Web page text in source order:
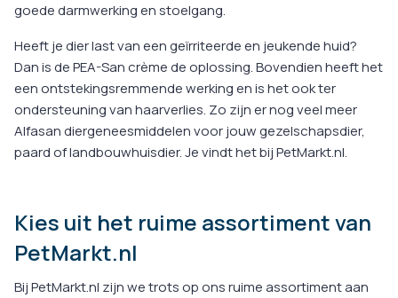
goede darmwerking en stoelgang.
Heeft je dier last van een geïrriteerde en jeukende huid?
Dan is de PEA-San crème de oplossing. Bovendien heeft het
een ontstekingsremmende werking en is het ook ter
ondersteuning van haarverlies. Zo zijn er nog veel meer
Alfasan diergeneesmiddelen voor jouw gezelschapsdier,
paard of landbouwhuisdier. Je vindt het bij PetMarkt.nl.
Kies uit het ruime assortiment van
PetMarkt.nl
Bij PetMarkt.nl zijn we trots op ons ruime assortiment aan